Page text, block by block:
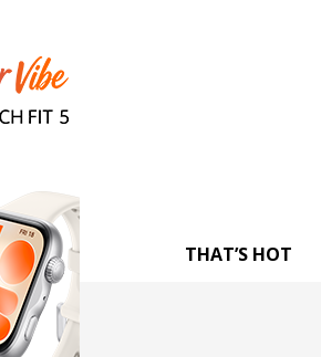
THAT’S HOT